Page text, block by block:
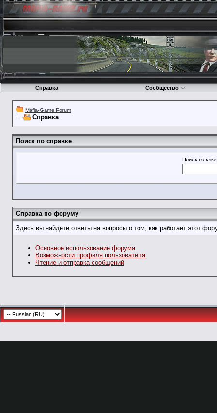
Справка Сообщество
Mafia-Game Forum
Справка
Поиск по справке
Поиск по
Справка по форуму
Здесь вы найдёте ответы на вопросы о том, как работает этот
Основное использование форума
Возможности профиля пользователя
Чтение и отправка сообщений